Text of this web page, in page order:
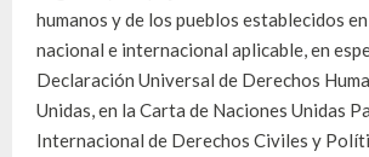
humanos y de los pueblos establecidos
nacional e internacional aplicable, en
Declaración Universal de Derechos
Unidas, en la Carta de Naciones Unidas
Internacional de Derechos Civiles y